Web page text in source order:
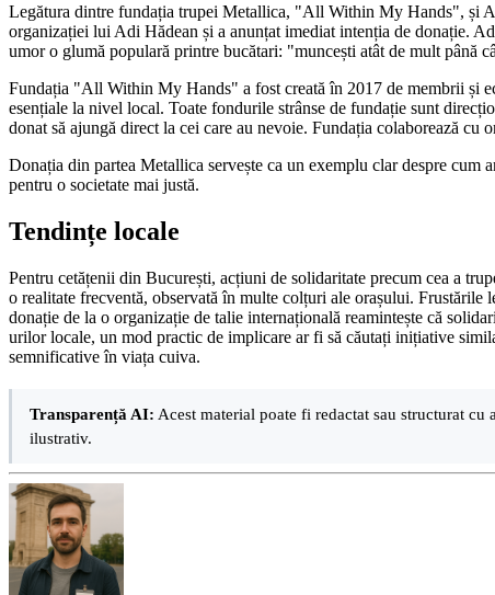
Legătura dintre fundația trupei Metallica, "All Within My Hands", și
organizației lui Adi Hădean și a anunțat imediat intenția de donație.
umor o glumă populară printre bucătari: "muncești atât de mult până
Fundația "All Within My Hands" a fost creată în 2017 de membrii și
esențiale la nivel local. Toate fondurile strânse de fundație sunt
donat să ajungă direct la cei care au nevoie. Fundația colaborează
Donația din partea Metallica servește ca un exemplu clar despre
pentru o societate mai justă.
Tendințe locale
Pentru cetățenii din București, acțiuni de solidaritate precum cea a
o realitate frecventă, observată în multe colțuri ale orașului.
donație de la o organizație de talie internațională reamintește că
urilor locale, un mod practic de implicare ar fi să căutați inițiative
semnificative în viața cuiva.
Transparență AI: Acest material poate fi redactat sau structurat
ilustrativ.